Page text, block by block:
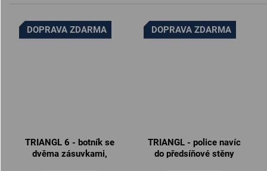
DOPRAVA ZDARMA
TRIANGL 6 - botník se
dvěma zásuvkami,
DOPRAVA ZDARMA
TRIANGL - police navíc
do předsíňové stěny